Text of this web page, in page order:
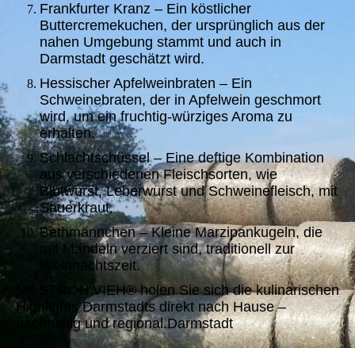
Frankfurter Kranz – Ein köstlicher
Buttercremekuchen, der ursprünglich aus der
nahen Umgebung stammt und auch in
Darmstadt geschätzt wird.
Hessischer Apfelweinbraten – Ein
Schweinebraten, der in Apfelwein geschmort
wird, um ein fruchtig-würziges Aroma zu
erhalten.
Schlachtschüssel – Eine deftige Kombination
aus verschiedenen Fleischsorten, wie
Blutwurst, Leberwurst und Schweinefleisch, mit
Sauerkraut.
Bethmännchen – Kleine Marzipankugeln, die
mit Mandeln verziert sind, traditionell zur
Weihnachtszeit.
Mit STROH VIEH® holen Sie sich die kulinarischen
Highlights Darmstadts direkt nach Hause –
nachhaltig und regional.Darmstadt